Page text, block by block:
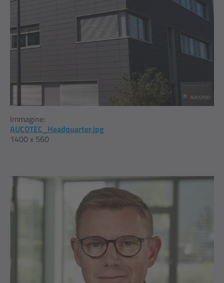
Immagine:
AUCOTEC_Headquarter.jpg
1400 x 560